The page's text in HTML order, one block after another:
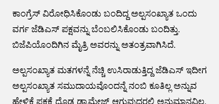
ಕಾಂಗ್ರೆಸ್ ವಿರೋಧಿಸಿಕೊಂಡು ಬಂದಿದ್ದ ಅಲ್ಪಸಂಖ್ಯಾತ ಒಂದು
ವರ್ಗ ಜೆಡಿಎಸ್ ಪಕ್ಷವನ್ನು ಬೆಂಬಲಿಸಿಕೊಂಡು ಬಂದಿತ್ತು.
ಬಿಜೆಪಿಯೊಂದಿಗಿನ ಮೈತ್ರಿ ಅವರನ್ನು ಅತಂತ್ರವಾಗಿಸಿದೆ.
ಅಲ್ಪಸಂಖ್ಯಾತ ಮತಗಳನ್ನೆ ನೆಚ್ಚಿ ಉಸಿರಾಡುತ್ತಿದ್ದ ಜೆಡಿಎಸ್ ಇದೀಗ
ಅಲ್ಪಸಂಖ್ಯಾತ ಸಮುದಾಯವೊಂದನ್ನೆ ನಂಬಿ ಕೂತಿಲ್ಲ ಅನ್ನುವ
ಹೇಳಿಕೆ ಪಕ್ಷಕ್ಕೆ ದೊಡ್ಡ ಡ್ಯಾಮೇಜ್ ಆಗುವುದರಲ್ಲಿ ಅನುಮಾನವಿಲ್ಲ.